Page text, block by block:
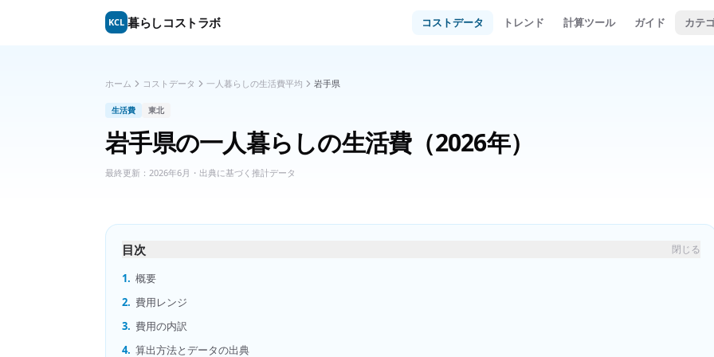
KCL 暮らしコストラボ コストデータ トレンド 計算ツール ガイド カテ
ホーム コストデータ 一人暮らしの生活費平均 岩手県
生活費 東北
岩手県の一人暮らしの生活費（2026年）
最終更新： 2026年6月 ・出典に基づく推計データ
目次 閉じる
1. 概要
2. 費用レンジ
3. 費用の内訳
4. 算出方法とデータの出典